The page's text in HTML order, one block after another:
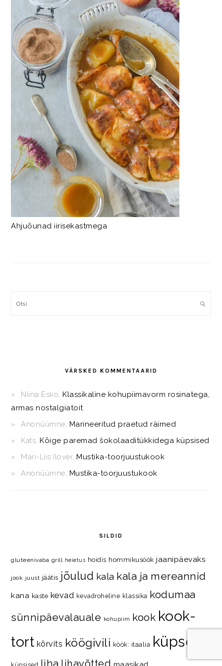
Ahjuõunad iirisekastmega
Otsi
VÄRSKED KOMMENTAARID
Niina Esko,Klassikaline kohupiimavorm rosinatega,
armas nostalgiatoit
Anonüümne, Marineeritud praetud räimed
Kats,Kõige paremad šokolaaditükkidega küpsised
Mari-Liis Ilover,Mustika-toorjuustukook
Anonüümne, Mustika-toorjuustukook
SILDID
gluteenivaba grill heietus hoidis hommikusöök jaanipäevaks
jook juust jäätis jõulud kala kala ja mereannid
kana kaste kevad kevadroheline klassika kodumaa
sünnipäevalauale
kohupiim kook kook-
tort kõrvits köögivili köök: itaalia küpsetis
liha lihavõtted maasikad